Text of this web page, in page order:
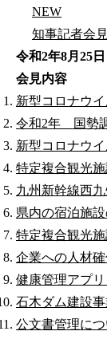
NEW
知事記者会見
令和2年8月25
会見内容
新型コロナウ
令和2年 国勢
新型コロナウ
特定複合観光
九州新幹線西
県内の宿泊施
特定複合観光
企業への人材
健康管理アプ
石木ダム建設
公文書管理につ